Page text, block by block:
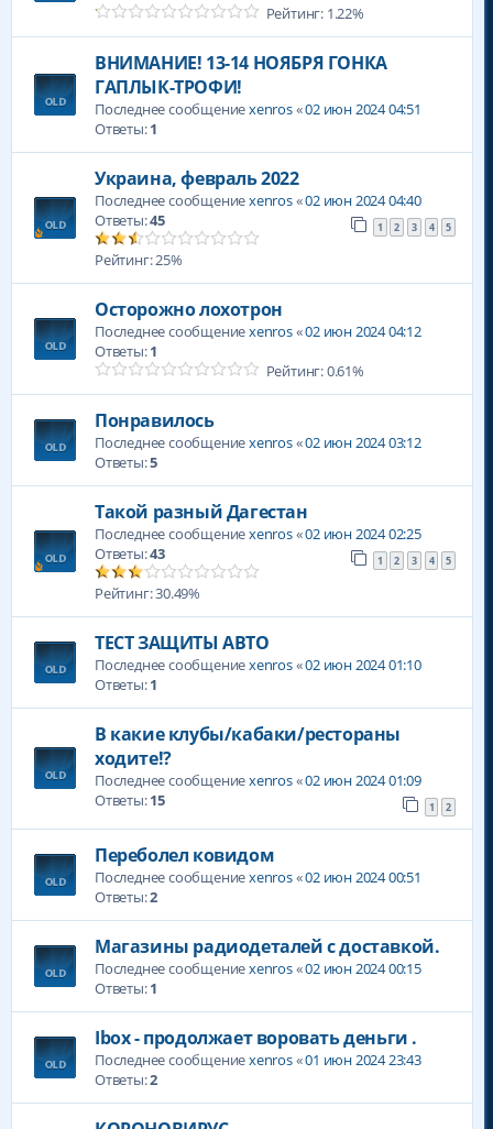
Рейтинг: 1.22%
ВНИМАНИЕ! 13-14 НОЯБРЯ ГОНКА
ГАПЛЫК-ТРОФИ!
Последнее сообщениеxenros«02 июн 2024 04:51
Ответы:1
Украина, февраль 2022
Последнее сообщениеxenros«02 июн 2024 04:40
Ответы:45 1 2 3 4 5
Рейтинг: 25%
Осторожно лохотрон
Последнее сообщениеxenros«02 июн 2024 04:12
Ответы:1
Рейтинг: 0.61%
Понравилось
Последнее сообщениеxenros«02 июн 2024 03:12
Ответы:5
Такой разный Дагестан
Последнее сообщениеxenros«02 июн 2024 02:25
Ответы:43 1 2 3 4 5
Рейтинг: 30.49%
ТЕСТ ЗАЩИТЫ АВТО
Последнее сообщениеxenros«02 июн 2024 01:10
Ответы:1
В какие клубы/кабаки/рестораны
ходите!?
Последнее сообщениеxenros«02 июн 2024 01:09
Ответы:15 1 2
Переболел ковидом
Последнее сообщениеxenros«02 июн 2024 00:51
Ответы:2
Магазины радиодеталей с доставкой.
Последнее сообщениеxenros«02 июн 2024 00:15
Ответы:1
Ibox - продолжает воровать деньги .
Последнее сообщениеxenros«01 июн 2024 23:43
Ответы:2